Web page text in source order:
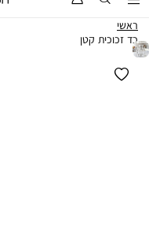
ראשי
כד זכוכית קטן